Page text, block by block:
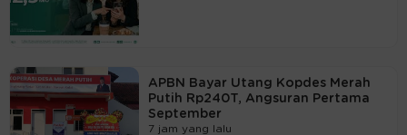
APBN Bayar Utang Kopdes Merah
Putih Rp240T, Angsuran Pertama
September
7 jam yang lalu